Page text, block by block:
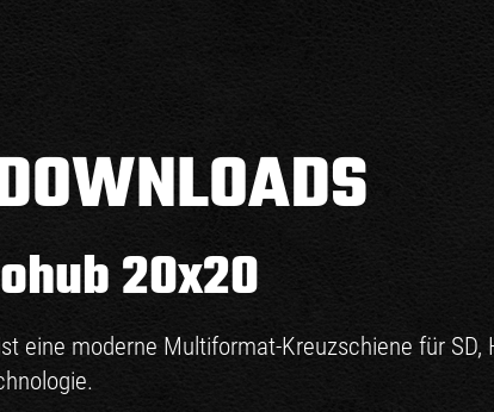
20x20
eine moderne Multiformat-Kreuzschiene für